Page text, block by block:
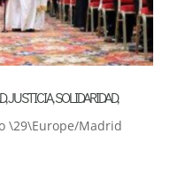
JUSTICIA, SOLIDARIDAD,
\29\Europe/Madrid